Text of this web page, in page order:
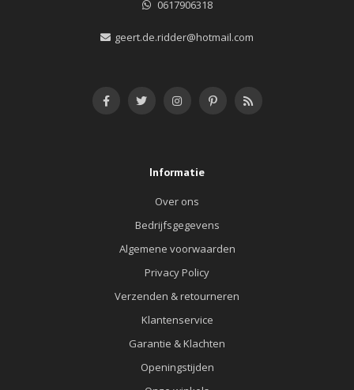
0617906318
geert.de.ridder@hotmail.com
Informatie
Over ons
Bedrijfsgegevens
Algemene voorwaarden
Privacy Policy
Verzenden & retourneren
Klantenservice
Garantie & Klachten
Openingstijden